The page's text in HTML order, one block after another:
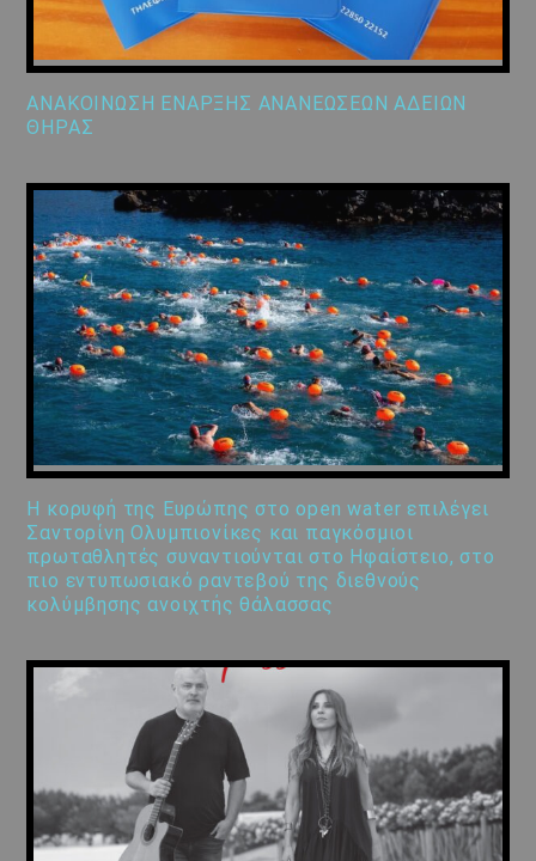
ΑΝΑΚΟΙΝΩΣΗ ΕΝΑΡΞΗΣ ΑΝΑΝΕΩΣΕΩΝ ΑΔΕΙΩΝ
ΘΗΡΑΣ
Η κορυφή της Ευρώπης στο open water επιλέγει
Σαντορίνη Ολυμπιονίκες και παγκόσμιοι
πρωταθλητές συναντιούνται στο Ηφαίστειο, στο
πιο εντυπωσιακό ραντεβού της διεθνούς
κολύμβησης ανοιχτής θάλασσας